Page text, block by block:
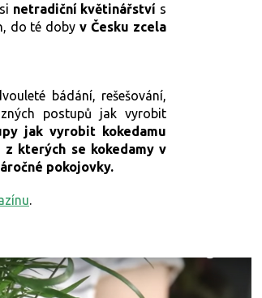
netradiční květinářství s
do té dobyv Česku zcela
bádání, rešešování,
postupů jak vyrobit
jak vyrobit kokedamu
kterých se kokedamy v
pokojovky.
.